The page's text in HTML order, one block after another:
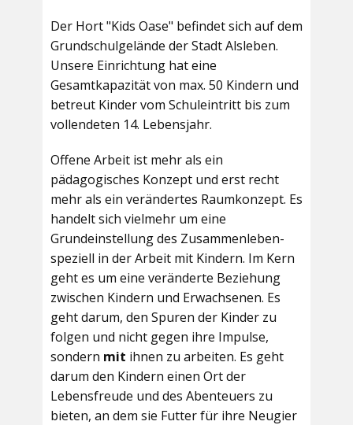
Der Hort "Kids Oase" befindet sich auf dem
Grundschulgelände der Stadt Alsleben.
Unsere Einrichtung hat eine
Gesamtkapazität von max. 50 Kindern und
betreut Kinder vom Schuleintritt bis zum
vollendeten 14. Lebensjahr.
Offene Arbeit ist mehr als ein
pädagogisches Konzept und erst recht
mehr als ein verändertes Raumkonzept. Es
handelt sich vielmehr um eine
Grundeinstellung des Zusammenleben-
speziell in der Arbeit mit Kindern. Im Kern
geht es um eine veränderte Beziehung
zwischen Kindern und Erwachsenen. Es
geht darum, den Spuren der Kinder zu
folgen und nicht gegen ihre Impulse,
sondern mit ihnen zu arbeiten. Es geht
darum den Kindern einen Ort der
Lebensfreude und des Abenteuers zu
bieten, an dem sie Futter für ihre Neugier